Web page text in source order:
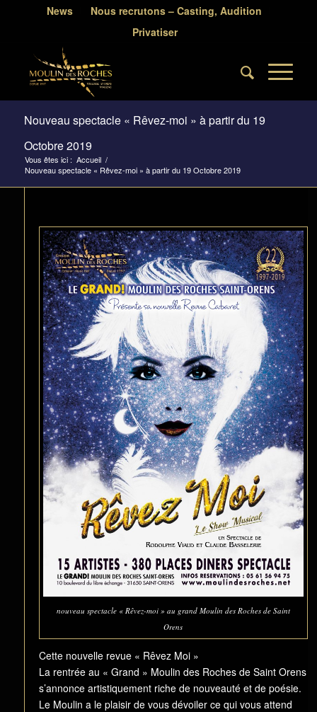
News
Nous recrutons – Casting, Audition
Privatiser
Nouveau spectacle « Rêvez-moi » à partir du 19
Octobre 2019
Vous êtes ici : Accueil /
Nouveau spectacle « Rêvez-moi » à partir du 19 Octobre 2019
nouveau spectacle « Rêvez-moi » au grand Moulin des Roches de Saint
Orens
Cette nouvelle revue « Rêvez Moi »
La rentrée au « Grand » Moulin des Roches de Saint Orens
s’annonce artistiquement riche de nouveauté et de poésie.
Le Moulin a le plaisir de vous dévoiler ce qui vous attend